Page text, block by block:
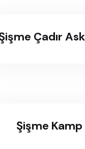
Çadır
Şişme Kamp